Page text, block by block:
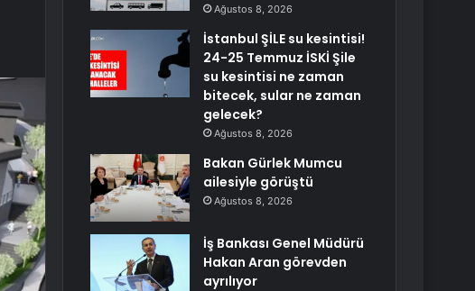
Ağustos 8, 2026
İstanbul ŞİLE su kesintisi!
24-25 Temmuz İSKİ Şile
su kesintisi ne zaman
bitecek, sular ne zaman
gelecek?
Ağustos 8, 2026
Bakan Gürlek Mumcu
ailesiyle görüştü
Ağustos 8, 2026
İş Bankası Genel Müdürü
Hakan Aran görevden
ayrılıyor